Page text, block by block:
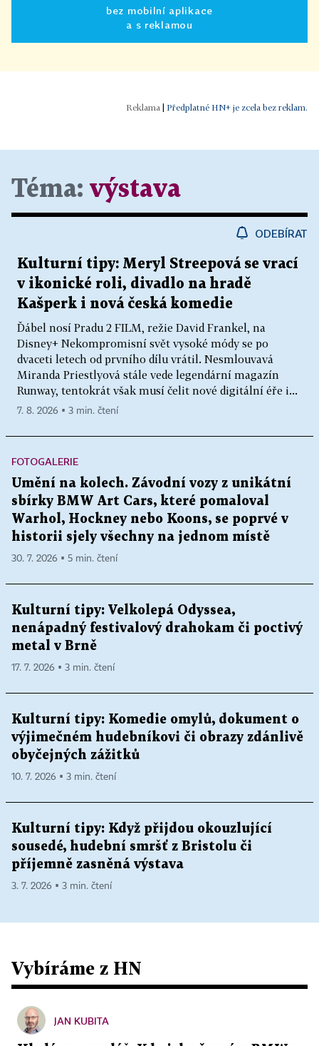
bez mobilní aplikace
a s reklamou
Předplatné HN+ je zcela bez reklam.
Téma: výstava
ODEBÍRAT
Kulturní tipy: Meryl Streepová se vrací
v ikonické roli, divadlo na hradě
Kašperk i nová česká komedie
Ďábel nosí Pradu 2 FILM, režie David Frankel, na
Disney+ Nekompromisní svět vysoké módy se po
dvaceti letech od prvního dílu vrátil. Nesmlouvavá
Miranda Priestlyová stále vede legendární magazín
Runway, tentokrát však musí čelit nové digitální éře i...
7. 8. 2026 ▪ 3 min. čtení
FOTOGALERIE
Umění na kolech. Závodní vozy z unikátní
sbírky BMW Art Cars, které pomaloval
Warhol, Hockney nebo Koons, se poprvé v
historii sjely všechny na jednom místě
30. 7. 2026 ▪ 5 min. čtení
Kulturní tipy: Velkolepá Odyssea,
nenápadný festivalový drahokam či poctivý
metal v Brně
17. 7. 2026 ▪ 3 min. čtení
Kulturní tipy: Komedie omylů, dokument o
výjimečném hudebníkovi či obrazy zdánlivě
obyčejných zážitků
10. 7. 2026 ▪ 3 min. čtení
Kulturní tipy: Když přijdou okouzlující
sousedé, hudební smršť z Bristolu či
příjemně zasněná výstava
3. 7. 2026 ▪ 3 min. čtení
Vybíráme z HN
JAN KUBITA